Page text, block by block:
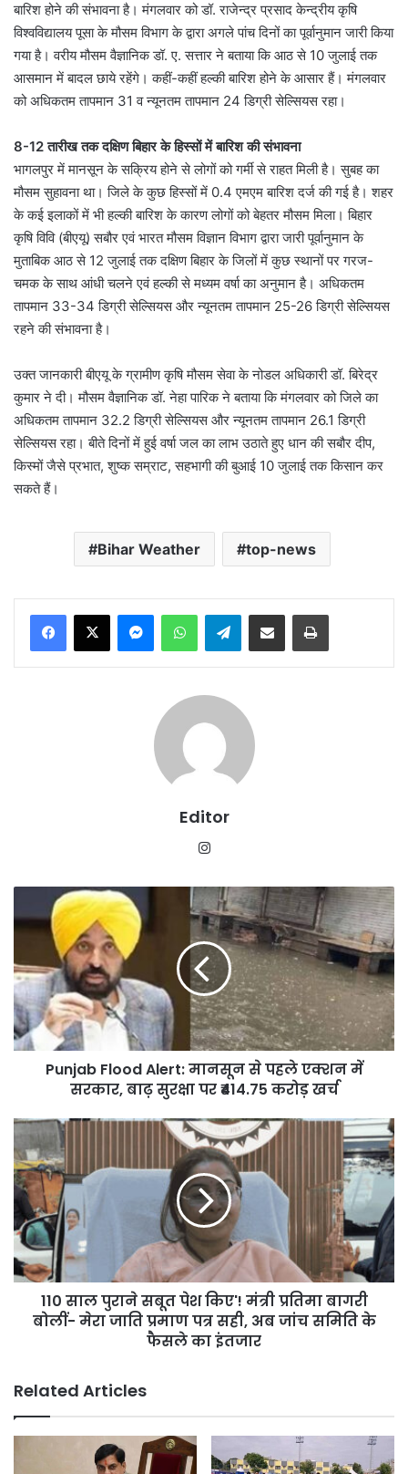
बारिश होने की संभावना है। मंगलवार को डॉ. राजेन्द्र प्रसाद केन्द्रीय कृषि
विश्वविद्यालय पूसा के मौसम विभाग के द्वारा अगले पांच दिनों का पूर्वानुमान जारी किया
गया है। वरीय मौसम वैज्ञानिक डॉ. ए. सत्तार ने बताया कि आठ से 10 जुलाई तक
आसमान में बादल छाये रहेंगे। कहीं-कहीं हल्की बारिश होने के आसार हैं। मंगलवार
को अधिकतम तापमान 31 व न्यूनतम तापमान 24 डिग्री सेल्सियस रहा।
8-12 तारीख तक दक्षिण बिहार के हिस्सों में बारिश की संभावना
भागलपुर में मानसून के सक्रिय होने से लोगों को गर्मी से राहत मिली है। सुबह का
मौसम सुहावना था। जिले के कुछ हिस्सों में 0.4 एमएम बारिश दर्ज की गई है। शहर
के कई इलाकों में भी हल्की बारिश के कारण लोगों को बेहतर मौसम मिला। बिहार
कृषि विवि (बीएयू) सबौर एवं भारत मौसम विज्ञान विभाग द्वारा जारी पूर्वानुमान के
मुताबिक आठ से 12 जुलाई तक दक्षिण बिहार के जिलों में कुछ स्थानों पर गरज-
चमक के साथ आंधी चलने एवं हल्की से मध्यम वर्षा का अनुमान है। अधिकतम
तापमान 33-34 डिग्री सेल्सियस और न्यूनतम तापमान 25-26 डिग्री सेल्सियस
रहने की संभावना है।
उक्त जानकारी बीएयू के ग्रामीण कृषि मौसम सेवा के नोडल अधिकारी डॉ. बिरेद्र
कुमार ने दी। मौसम वैज्ञानिक डॉ. नेहा पारिक ने बताया कि मंगलवार को जिले का
अधिकतम तापमान 32.2 डिग्री सेल्सियस और न्यूनतम तापमान 26.1 डिग्री
सेल्सियस रहा। बीते दिनों में हुई वर्षा जल का लाभ उठाते हुए धान की सबौर दीप,
किस्मों जैसे प्रभात, शुष्क सम्राट, सहभागी की बुआई 10 जुलाई तक किसान कर
सकते हैं।
Bihar Weather top-news
MessengerWhatsAppTelegramShare via Email Print
Editor
Flood
Alert:
से
पहले
एक्शन
में
सरकार,
₹414.75
खर्च
Punjab Flood Alert: मानसून से पहले एक्शन में
सरकार, बाढ़ सुरक्षा पर ₹414.75 करोड़ खर्च
110
साल
पुराने
सबूत
पेश
किए'!
मंत्री
प्रतिमा
बागरी
सही,
अब
जांच
110 साल पुराने सबूत पेश किए'! मंत्री प्रतिमा बागरी
बोलीं- मेरा जाति प्रमाण पत्र सही, अब जांच समिति के
फैसले का इंतजार
Related Articles